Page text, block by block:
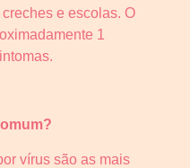
e escolas. O
1
vírus são as mais